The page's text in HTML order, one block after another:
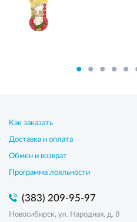
Как заказать
Доставка и оплата
Обмен и возврат
Программа лояльности
(383) 209-95-97
Новосибирск, ул. Народная, д. 8